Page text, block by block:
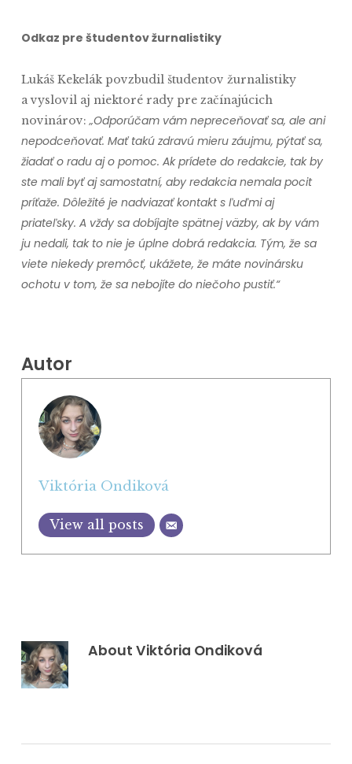
Odkaz pre študentov žurnalistiky
Lukáš Kekelák povzbudil študentov žurnalistiky
a vyslovil aj niektoré rady pre začínajúcich
novinárov:„Odporúčam vám nepreceňovať sa, ale ani
nepodceňovať. Mať takú zdravú mieru záujmu, pýtať sa,
žiadať o radu aj o pomoc. Ak prídete do redakcie, tak by
ste mali byť aj samostatní, aby redakcia nemala pocit
príťaže. Dôležité je nadviazať kontakt s ľuďmi aj
priateľsky. A vždy sa dobíjajte spätnej väzby, ak by vám
ju nedali, tak to nie je úplne dobrá redakcia. Tým, že sa
viete niekedy premôcť, ukážete, že máte novinársku
ochotu v tom, že sa nebojíte do niečoho pustiť.“
Autor
Viktória Ondiková
View all posts
About Viktória Ondiková